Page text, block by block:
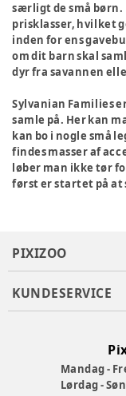
særligt de små
prisklasser, hvilket
inden for ens
om dit barn skal
dyr fra savannen
Sylvanian Families
samle på. Her kan
kan bo i nogle små
findes masser af
løber man ikke tør
først er startet på at
PIXIZOO
KUNDESERVICE
Mandag -
Lørdag -